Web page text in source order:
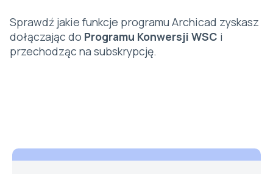
Sprawdź jakie funkcje programu Archicad zyskasz
dołączając do Programu Konwersji WSC i
przechodząc na subskrypcję.